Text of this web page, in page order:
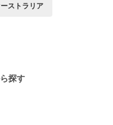
ストラリア
探す